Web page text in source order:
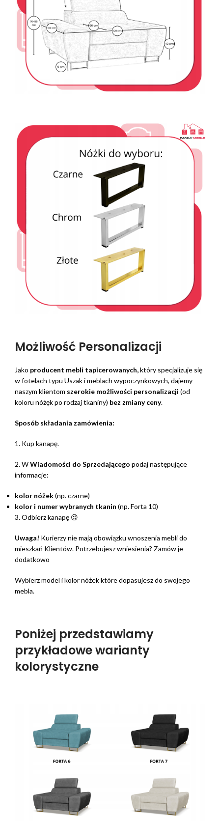
Możliwość Personalizacji
Jako producent mebli tapicerowanych,który specjalizuje się
w fotelach typu Uszak i meblach wypoczynkowych, dajemy
naszym klientom szerokie możliwości personalizacji (od
koloru nóżęk po rodzaj tkaniny) bez zmiany ceny.
Sposób składania zamówienia:
1. Kup kanapę.
2. WWiadomości do Sprzedającego podaj następujące
informacje:
kolor nóżek(np. czarne)
kolor i numer wybranych tkanin (np. Forta 10)
3. Odbierz kanapę 😉
Uwaga! Kurierzy nie mają obowiązku wnoszenia mebli do
mieszkań Klientów. Potrzebujesz wniesienia? Zamów je
dodatkowo
Wybierz model i kolor nóżek które dopasujesz do swojego
mebla.
Poniżej przedstawiamy
przykładowe warianty
kolorystyczne